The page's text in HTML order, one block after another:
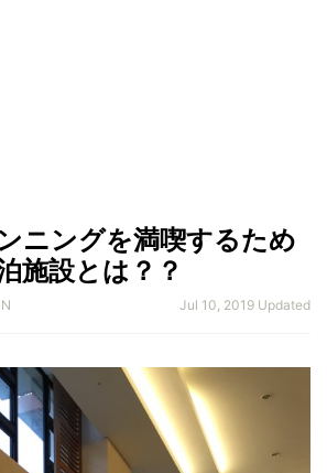
ニングを満喫するため
施設とは？？
Jul 10, 2019 Updated